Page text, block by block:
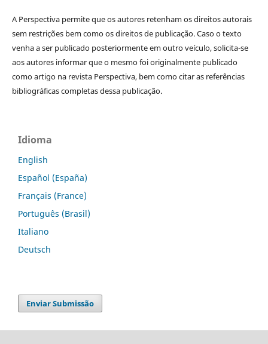
A Perspectiva permite que os autores retenham os direitos autorais
sem restrições bem como os direitos de publicação. Caso o texto
venha a ser publicado posteriormente em outro veículo, solicita-se
aos autores informar que o mesmo foi originalmente publicado
como artigo na revista Perspectiva, bem como citar as referências
bibliográficas completas dessa publicação.
Idioma
English
Español (España)
Français (France)
Português (Brasil)
Italiano
Deutsch
Enviar Submissão